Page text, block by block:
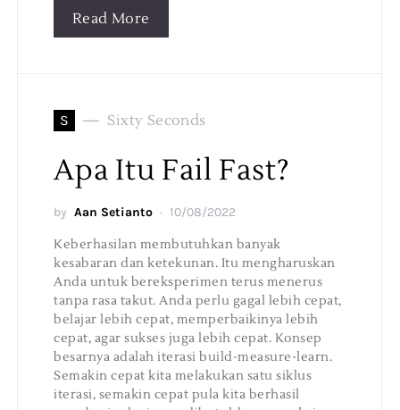
Read More
S Sixty Seconds
Apa Itu Fail Fast?
by Aan Setianto 10/08/2022
Keberhasilan membutuhkan banyak
kesabaran dan ketekunan. Itu mengharuskan
Anda untuk bereksperimen terus menerus
tanpa rasa takut. Anda perlu gagal lebih cepat,
belajar lebih cepat, memperbaikinya lebih
cepat, agar sukses juga lebih cepat. Konsep
besarnya adalah iterasi build-measure-learn.
Semakin cepat kita melakukan satu siklus
iterasi, semakin cepat pula kita berhasil